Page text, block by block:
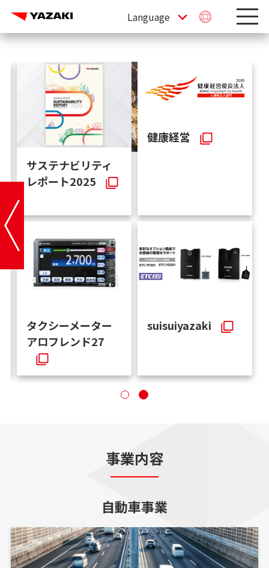
オートモーティブ
ワールド2026
AI・デジタル室
タクシーメーター
事業内容
自動車事業